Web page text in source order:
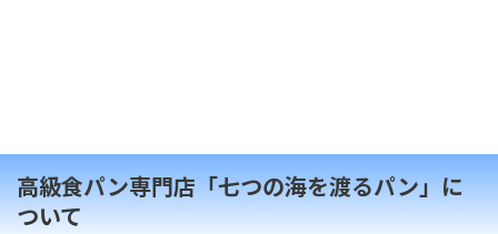
高級食パン専門店「七つの海を渡るパン」に
ついて